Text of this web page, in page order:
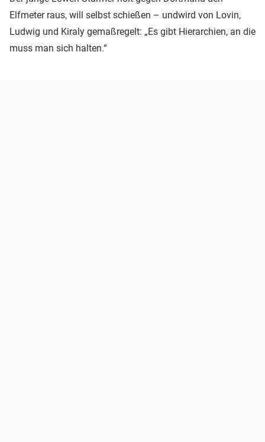
Elfmeter raus, will selbst schießen – undwird von Lovin,
Ludwig und Kiraly gemaßregelt: „Es gibt Hierarchien, an die
muss man sich halten.“